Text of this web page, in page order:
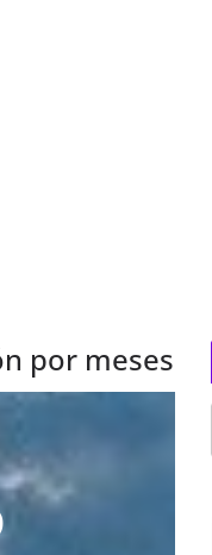
por meses